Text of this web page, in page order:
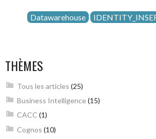
Datawarehouse
THÈMES
Tous les articles (25)
Business Intelligence(15)
CACC (1)
Cognos (10)